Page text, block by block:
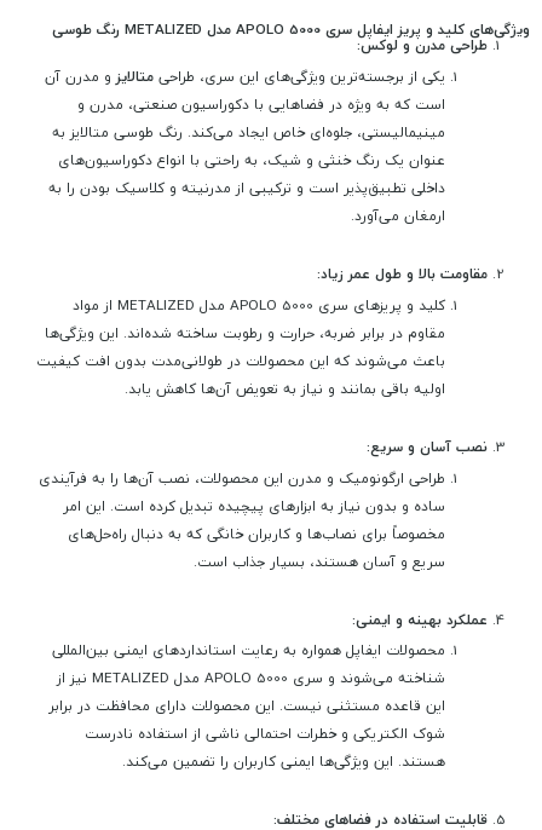
ویژگی‌های کلید و پریز ایفاپل سری APOLO 5000 مدل METALIZED رنگ طوسی
طراحی مدرن و لوکس:
یکی از برجسته‌ترین ویژگی‌های این سری، طراحی متالایز و مدرن آن
است که به ویژه در فضاهایی با دکوراسیون صنعتی، مدرن و
مینیمالیستی، جلوه‌ای خاص ایجاد می‌کند. رنگ طوسی متالایز به
عنوان یک رنگ خنثی و شیک، به راحتی با انواع دکوراسیون‌های
داخلی تطبیق‌پذیر است و ترکیبی از مدرنیته و کلاسیک بودن را به
ارمغان می‌آورد.
مقاومت بالا و طول عمر زیاد:
کلید و پریزهای سری APOLO 5000 مدل METALIZED از مواد
مقاوم در برابر ضربه، حرارت و رطوبت ساخته شده‌اند. این ویژگی‌ها
باعث می‌شوند که این محصولات در طولانی‌مدت بدون افت کیفیت
اولیه باقی بمانند و نیاز به تعویض آن‌ها کاهش یابد.
نصب آسان و سریع:
طراحی ارگونومیک و مدرن این محصولات، نصب آن‌ها را به فرآیندی
ساده و بدون نیاز به ابزارهای پیچیده تبدیل کرده است. این امر
مخصوصاً برای نصاب‌ها و کاربران خانگی که به دنبال راه‌حل‌های
سریع و آسان هستند، بسیار جذاب است.
عملکرد بهینه و ایمنی:
محصولات ایفاپل همواره به رعایت استانداردهای ایمنی بین‌المللی
شناخته می‌شوند و سری APOLO 5000 مدل METALIZED نیز از
این قاعده مستثنی نیست. این محصولات دارای محافظت در برابر
شوک الکتریکی و خطرات احتمالی ناشی از استفاده نادرست
هستند. این ویژگی‌ها ایمنی کاربران را تضمین می‌کند.
قابلیت استفاده در فضاهای مختلف: